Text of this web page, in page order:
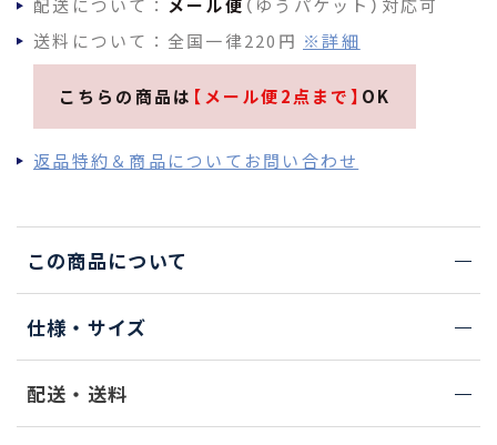
配送について： メール便 （ゆうパケット）対応可
送料について：全国一律220円 ※詳細
こちらの商品は 【メール便2点まで】 OK
返品特約＆商品についてお問い合わせ
この商品について
仕様・サイズ
配送・送料